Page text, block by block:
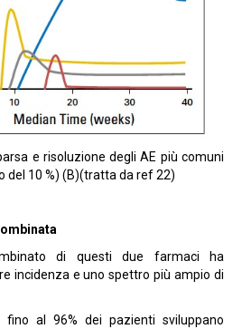
e risoluzione degli AE più comuni
del 10 %) (B)(tratta da ref 22)
di questi due farmaci ha
incidenza e uno spettro più ampio di
fino al 96% dei pazienti sviluppano